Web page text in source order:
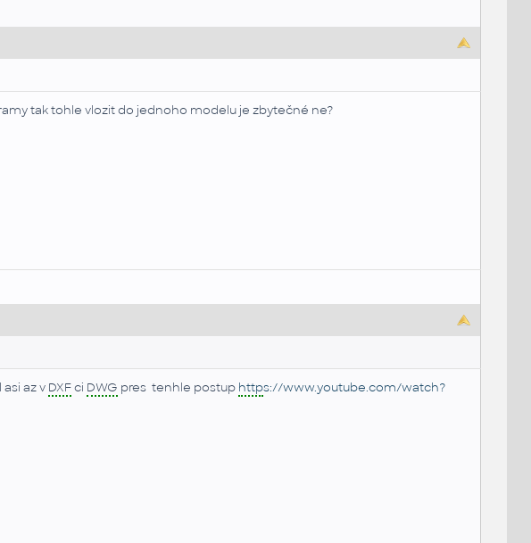
tak tohle vlozit do jednoho modelu je zbytečné ne?
az v DXFci DWG pres tenhle postup https://www.youtube.com/watch?